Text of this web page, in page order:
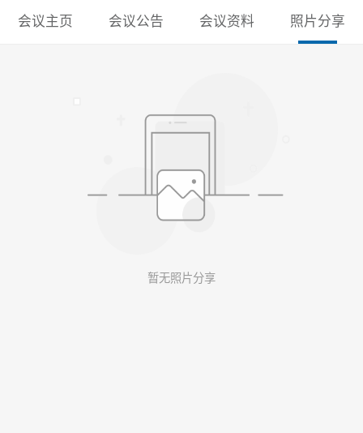
会议主页 会议公告 会议资料 照片分享
暂无照片分享